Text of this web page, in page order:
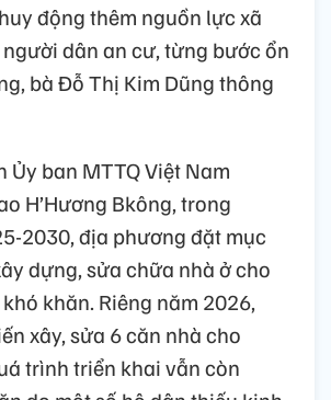
động thêm nguồn lực xã
dân an cư, từng bước ổn
bà Đỗ Thị Kim Dũng thông
Ủy ban MTTQ Việt Nam
H’Hương Bkông, trong
2030, địa phương đặt mục
dựng, sửa chữa nhà ở cho
khăn. Riêng năm 2026,
xây, sửa 6 căn nhà cho
trình triển khai vẫn còn